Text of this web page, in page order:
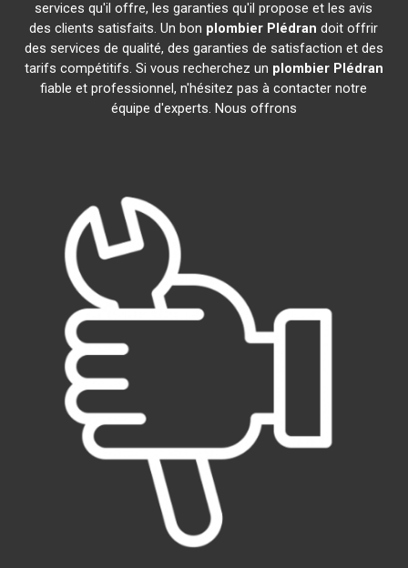
services qu'il offre, les garanties qu'il propose et les avis
des clients satisfaits. Un bon plombier Plédran doit offrir
des services de qualité, des garanties de satisfaction et des
tarifs compétitifs. Si vous recherchez un plombier Plédran
fiable et professionnel, n'hésitez pas à contacter notre
équipe d'experts. Nous offrons